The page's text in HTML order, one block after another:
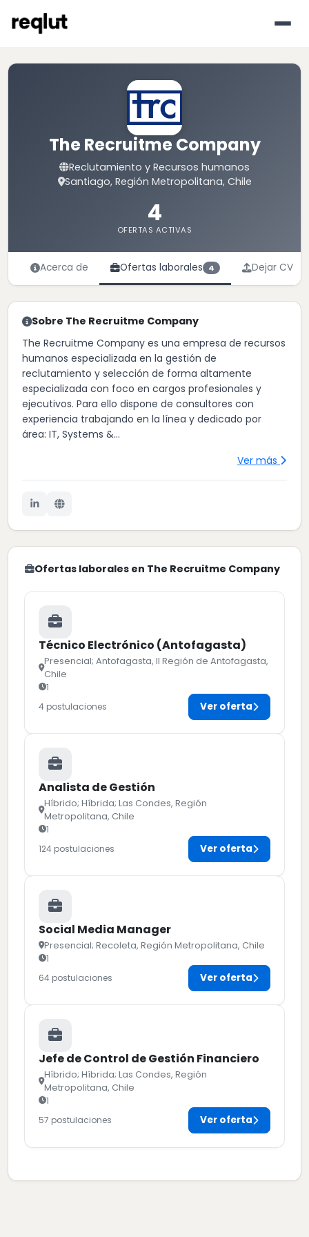
The Recruitme Company
Reclutamiento y Recursos humanos
Santiago, Región Metropolitana, Chile
4
OFERTAS ACTIVAS
Acerca de Ofertas laborales 4 Dejar CV
Ofertas laborales en The Recruitme Company
Técnico Electrónico (Antofagasta)
Presencial; Antofagasta, II Región de Antofagasta,
Chile
1
4 postulaciones
Ver oferta
Analista de Gestión
Híbrido; Híbrida; Las Condes, Región
Metropolitana, Chile
1
124 postulaciones
Ver oferta
Social Media Manager
Presencial; Recoleta, Región Metropolitana, Chile
1
64 postulaciones
Ver oferta
Jefe de Control de Gestión Financiero
Híbrido; Híbrida; Las Condes, Región
Metropolitana, Chile
1
57 postulaciones
Ver oferta
Sobre The Recruitme Company
The Recruitme Company es una empresa de recursos
humanos especializada en la gestión de
reclutamiento y selección de forma altamente
especializada con foco en cargos profesionales y
ejecutivos. Para ello dispone de consultores con
experiencia trabajando en la línea y dedicado por
área: IT, Systems &...
Ver más